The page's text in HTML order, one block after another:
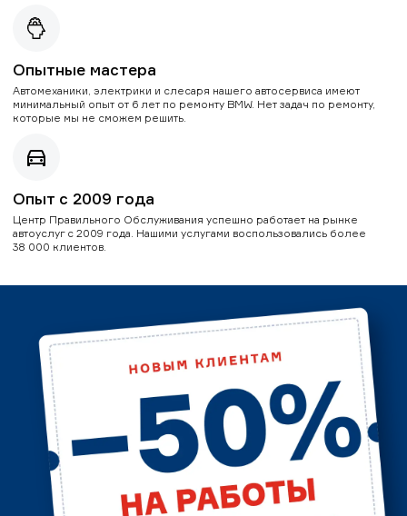
Опытные мастера
Автомеханики, электрики и слесаря нашего автосервиса имеют
минимальный опыт от 6 лет по ремонту BMW. Нет задач по ремонту,
которые мы не сможем решить.
Опыт с 2009 года
Центр Правильного Обслуживания успешно работает на рынке
автоуслуг с 2009 года. Нашими услугами воспользовались более
38 000 клиентов.